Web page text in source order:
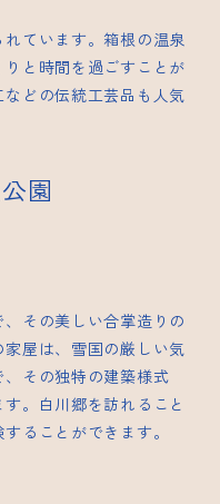
ています。箱根の温泉
と時間を過ごすことが
どの伝統工芸品も人気
園
その美しい合掌造りの
屋は、雪国の厳しい気
その独特の建築様式
。白川郷を訪れること
ることができます。